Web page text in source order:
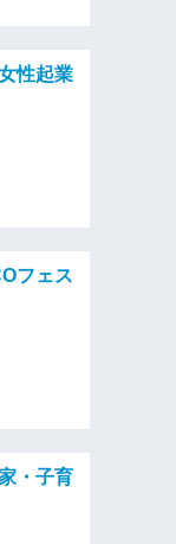
性起業
フェス
・子育